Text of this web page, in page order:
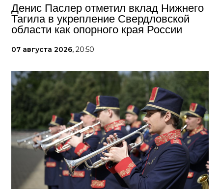
Денис Паслер отметил вклад Нижнего
Тагила в укрепление Свердловской
области как опорного края России
07 августа 2026, 20:50